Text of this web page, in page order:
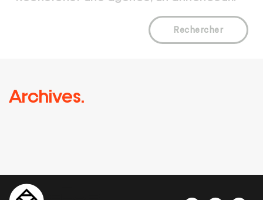
Rechercher
Archives.